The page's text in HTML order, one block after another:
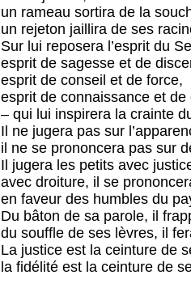
un rameau sortira de la
un rejeton jaillira de ses
Sur lui reposera l’esprit du
esprit de sagesse et de
esprit de conseil et de force,
esprit de connaissance et
– qui lui inspirera la crainte
Il ne jugera pas sur
il ne se prononcera pas sur
Il jugera les petits avec
avec droiture, il se
en faveur des humbles du
Du bâton de sa parole, il
du souffle de ses lèvres, il
La justice est la ceinture de
la fidélité est la ceinture de